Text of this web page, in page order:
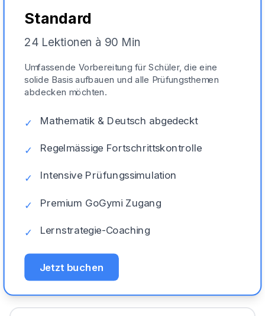
Standard
24 Lektionen à 90 Min
Umfassende Vorbereitung für Schüler, die eine
solide Basis aufbauen und alle Prüfungsthemen
abdecken möchten.
✓ Mathematik & Deutsch abgedeckt
✓ Regelmässige Fortschrittskontrolle
✓ Intensive Prüfungssimulation
✓ Premium GoGymi Zugang
✓ Lernstrategie-Coaching
Jetzt buchen